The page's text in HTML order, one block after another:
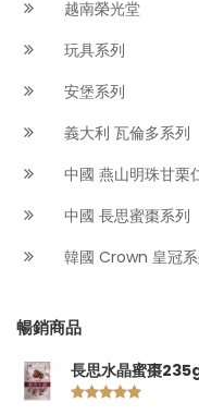
越南榮光堂
玩具系列
安堡系列
義大利 瓦倫多系列
中國 燕山明珠甘栗
中國 長思蜜棗系列
韓國 Crown 皇冠
暢銷商品
長思水晶蜜棗